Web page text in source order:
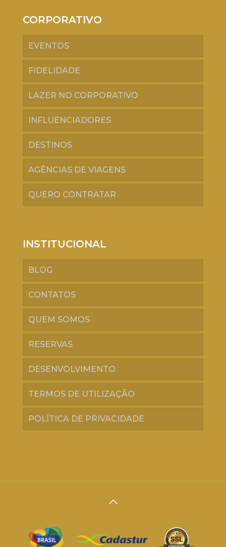
CORPORATIVO
EVENTOS
FIDELIDADE
LAZER NO CORPORATIVO
INFLUENCIADORES
DESTINOS
AGÊNCIAS DE VIAGENS
QUERO CONTRATAR
INSTITUCIONAL
BLOG
CONTATOS
QUEM SOMOS
RESERVAS
DESENVOLVIMENTO
TERMOS DE UTILIZAÇÃO
POLÍTICA DE PRIVACIDADE